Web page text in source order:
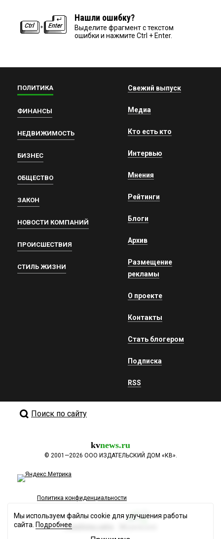
Нашли ошибку?
Выделите фрагмент с текстом
ошибки и нажмите Ctrl + Enter.
ПОЛИТИКА
ФИНАНСЫ
НЕДВИЖИМОСТЬ
БИЗНЕС
ОБЩЕСТВО
ЗАКОН
НОВОСТИ КОМПАНИЙ
ПРОИСШЕСТВИЯ
СТИЛЬ ЖИЗНИ
Свежий выпуск
Медиа
Кто есть кто
Интервью
Мнения
Рейтинги
Блоги
Архив
Размещение
рекламы
О проекте
Контакты
Стать блогером
Подписка
RSS
Поиск по сайту
kvnews.ru
© 2001—2026 ООО ИЗДАТЕЛЬСКИЙ ДОМ «КВ».
Политика конфиденциальности
Разработка сайта
Мы используем файлы cookie для улучшения работы
сайта. Подробнее